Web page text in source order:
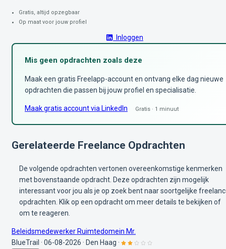
Gratis, altijd opzegbaar
Op maat voor jouw profiel
Inloggen
Mis geen opdrachten zoals deze
Maak een gratis Freelapp-account en ontvang elke dag nieuwe
opdrachten die passen bij jouw profiel en specialisatie.
Maak gratis account via LinkedIn Gratis · 1 minuut
Gerelateerde Freelance Opdrachten
De volgende opdrachten vertonen overeenkomstige kenmerken
met bovenstaande opdracht. Deze opdrachten zijn mogelijk
interessant voor jou als je op zoek bent naar soortgelijke
opdrachten. Klik op een opdracht om meer details te bekijken of
om te reageren.
Beleidsmedewerker Ruimtedomein Mr.
BlueTrail · 06-08-2026 · Den Haag ·